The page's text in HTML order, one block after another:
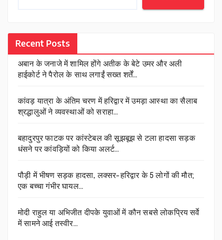
Recent Posts
अबान के जनाजे में शामिल होंगे अतीक के बेटे उमर और अली
हाईकोर्ट ने पैरोल के साथ लगाईं सख्त शर्तें…
कांवड़ यात्रा के अंतिम चरण में हरिद्वार में उमड़ा आस्था का सैलाब
श्रद्धालुओं ने व्यवस्थाओं को सराहा…
बहादुरपुर फाटक पर कांस्टेबल की सूझबूझ से टला हादसा सड़क
धंसने पर कांवड़ियों को किया अलर्ट…
पौड़ी में भीषण सड़क हादसा, लक्सर-हरिद्वार के 5 लोगों की मौत;
एक बच्चा गंभीर घायल…
मोदी राहुल या अभिजीत दीपके युवाओं में कौन सबसे लोकप्रिय सर्वे
में सामने आई तस्वीर…